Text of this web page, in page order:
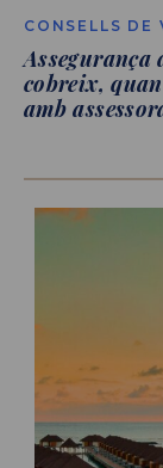
CONSELLS DE
cobreix,
amb